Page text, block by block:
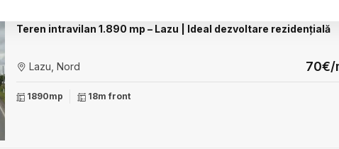
Teren intravilan 1.890 mp – Lazu | Ideal dezvoltare rezidențială
Lazu, Nord 70€/
1890mp 18m front